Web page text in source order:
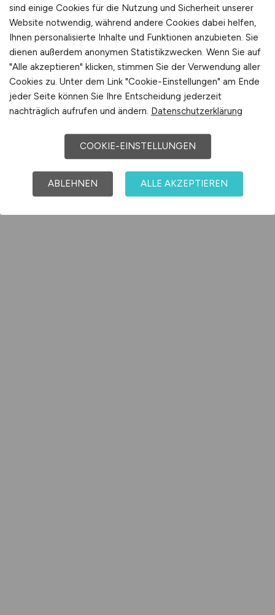
sind einige Cookies für die Nutzung und Sicherheit unserer
Website notwendig, während andere Cookies dabei helfen,
Ihnen personalisierte Inhalte und Funktionen anzubieten. Sie
dienen außerdem anonymen Statistikzwecken. Wenn Sie auf
"Alle akzeptieren" klicken, stimmen Sie der Verwendung aller
Cookies zu. Unter dem Link "Cookie-Einstellungen" am Ende
jeder Seite können Sie Ihre Entscheidung jederzeit
nachträglich aufrufen und ändern. Datenschutzerklärung
COOKIE-EINSTELLUNGEN
ABLEHNEN ALLE AKZEPTIEREN